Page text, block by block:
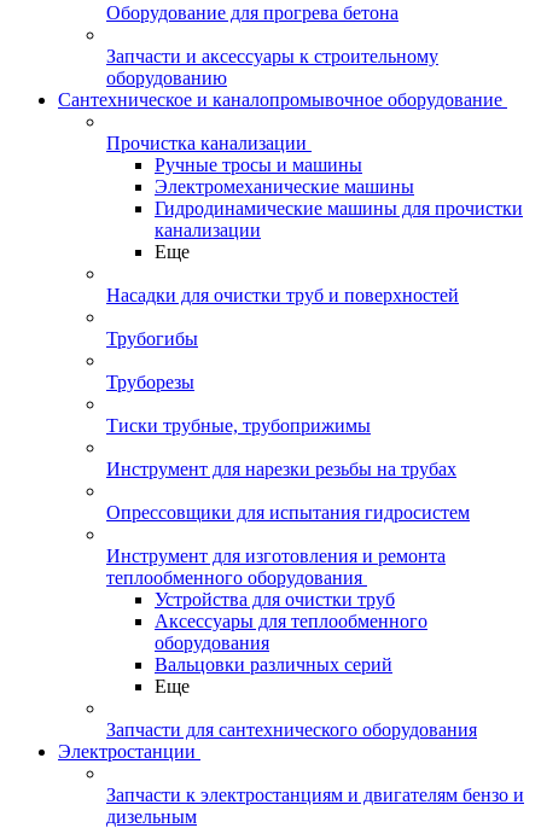
Оборудование для прогрева бетона
Запчасти и аксессуары к строительному
оборудованию
Сантехническое и каналопромывочное оборудование
Прочистка канализации
Ручные тросы и машины
Электромеханические машины
Гидродинамические машины для прочистки
канализации
Еще
Насадки для очистки труб и поверхностей
Трубогибы
Труборезы
Тиски трубные, трубоприжимы
Инструмент для нарезки резьбы на трубах
Опрессовщики для испытания гидросистем
Инструмент для изготовления и ремонта
теплообменного оборудования
Устройства для очистки труб
Аксессуары для теплообменного
оборудования
Вальцовки различных серий
Еще
Запчасти для сантехнического оборудования
Электростанции
Запчасти к электростанциям и двигателям бензо и
дизельным